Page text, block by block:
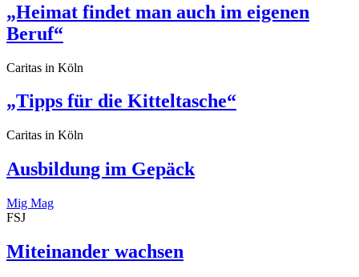
„Heimat findet man auch im eigenen
Beruf“
Caritas in Köln
„Tipps für die Kitteltasche“
Caritas in Köln
Ausbildung im Gepäck
Mig Mag
FSJ
Miteinander wachsen